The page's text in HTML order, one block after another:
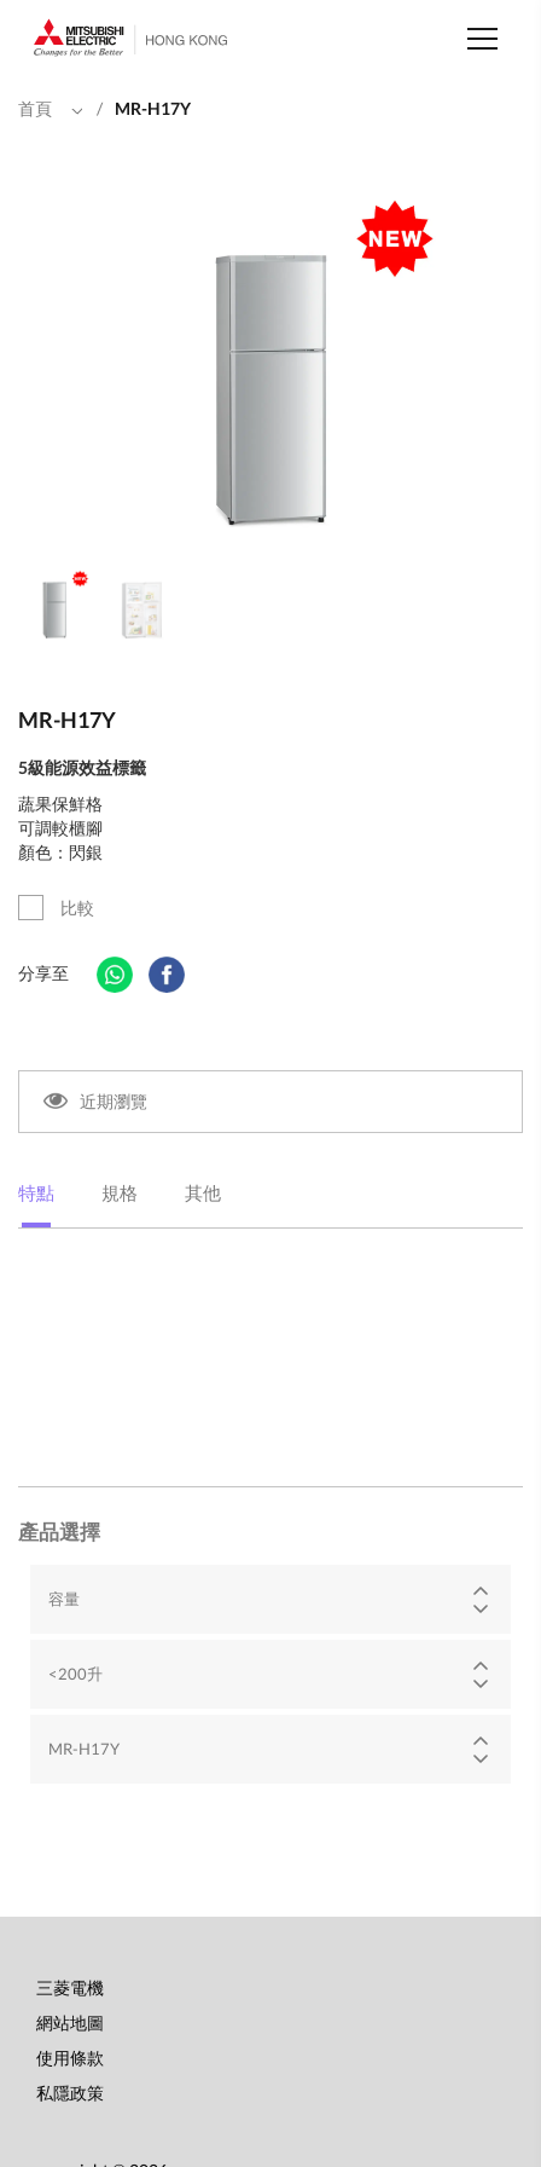
首頁 / MR-H17Y
MR-H17Y
5級能源效益標籤
蔬果保鮮格
可調較櫃腳
顏色：閃銀
比較
分享至
近期瀏覽
特點 規格 其他
產品選擇
容量
<200升
MR-H17Y
底
部
選
三菱電機
網站地圖
使用條款
私隱政策